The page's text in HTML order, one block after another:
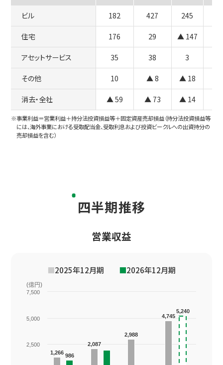
ビル 182 427 245
住宅 176 29 ▲ 147
アセットサービス 35 38 3
その他 10 ▲ 8 ▲ 18
消去・全社 ▲ 59 ▲ 73 ▲ 14
※事業利益＝営業利益＋持分法投資損益等＋固定資産売却損益（持分法投資損益等
には、海外事業における受取配当金、受取利息および投資ビークルへの出資持分の
売却損益を含む）
四半期推移
営業収益
■2025年12月期 ■2026年12月期
(億円)
1,266
1,266
2,087
2,087
2,988
2,988
4,745
4,745
986
986
5,240
5,240
2,500
5,000
7,500